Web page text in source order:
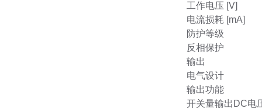
工作电压 [V]
电流损耗 [mA]
防护等级
反相保护
输出
电气设计
输出功能
开关量输出DC电